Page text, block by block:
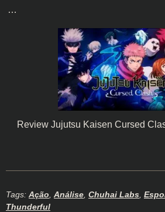
…
Review Jujutsu Kaisen Cursed
Tags: Ação Análise Chuhai Labs
Thunderful